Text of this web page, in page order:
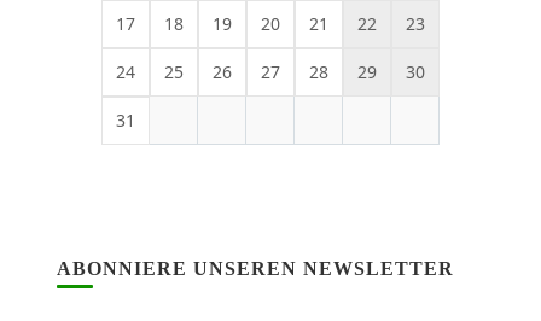
17 18 19 20 21 22 23
24 25 26 27 28 29 30
31
ABONNIERE UNSEREN NEWSLETTER